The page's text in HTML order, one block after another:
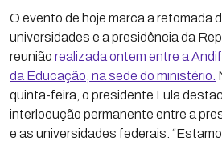
O evento de hoje marca a retomada
universidades e a presidência da
reunião realizada ontem entre a
da Educação, na sede do ministério.
quinta-feira, o presidente Lula
interlocução permanente entre a
e as universidades federais.